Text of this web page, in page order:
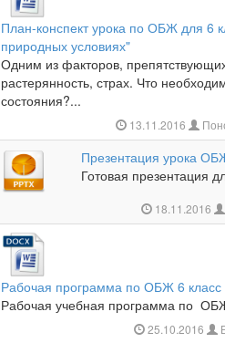
План-конспект урока по ОБЖ для 6
природных условиях"
Одним из факторов,
растерянность, страх. Что
состояния?...
13.11.2016
Презентация урока
Готовая презентация
18.11.2016
Рабочая программа по ОБЖ 6
Рабочая учебная программа по
25.10.2016